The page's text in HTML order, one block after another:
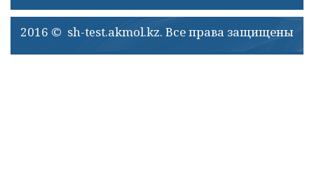
2016 © sh-test.akmol.kz. Все права защищены